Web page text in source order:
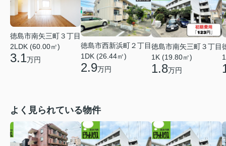
徳島市南矢三町３丁目
2LDK (60.00㎡)
3.1万円
徳島市西新浜町２丁目
1DK (26.44㎡)
2.9万円
徳島市南矢三町３丁目
1K (19.80㎡)
1.8万円
よく見られている物件